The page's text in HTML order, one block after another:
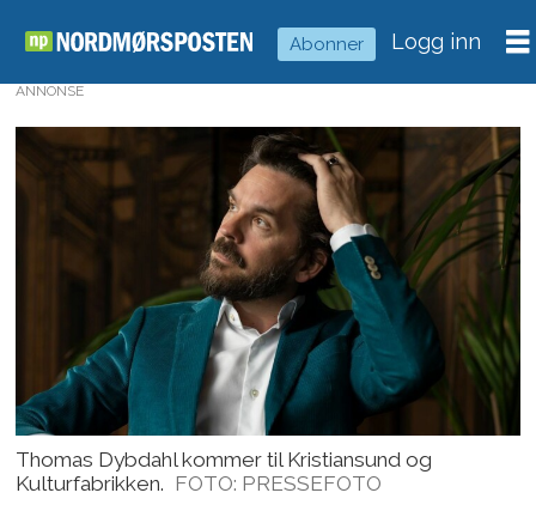
Abonner Logg inn
ANNONSE
Thomas Dybdahl kommer til Kristiansund og
Kulturfabrikken. FOTO: PRESSEFOTO